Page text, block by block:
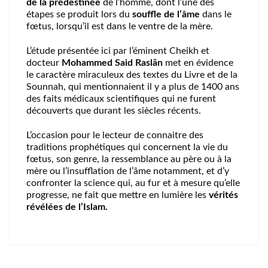
de la prédestinée de l’homme, dont l’une des
étapes se produit lors du souffle de l’âme dans le
fœtus, lorsqu’il est dans le ventre de la mère.
L’étude présentée ici par l’éminent Cheikh et
docteur Mohammed Said Raslān met en évidence
le caractère miraculeux des textes du Livre et de la
Sounnah, qui mentionnaient il y a plus de 1400 ans
des faits médicaux scientifiques qui ne furent
découverts que durant les siècles récents.
L’occasion pour le lecteur de connaitre des
traditions prophétiques qui concernent la vie du
fœtus, son genre, la ressemblance au père ou à la
mère ou l’insufflation de l’âme notamment, et d’y
confronter la science qui, au fur et à mesure qu’elle
progresse, ne fait que mettre en lumière les vérités
révélées de l’Islam.